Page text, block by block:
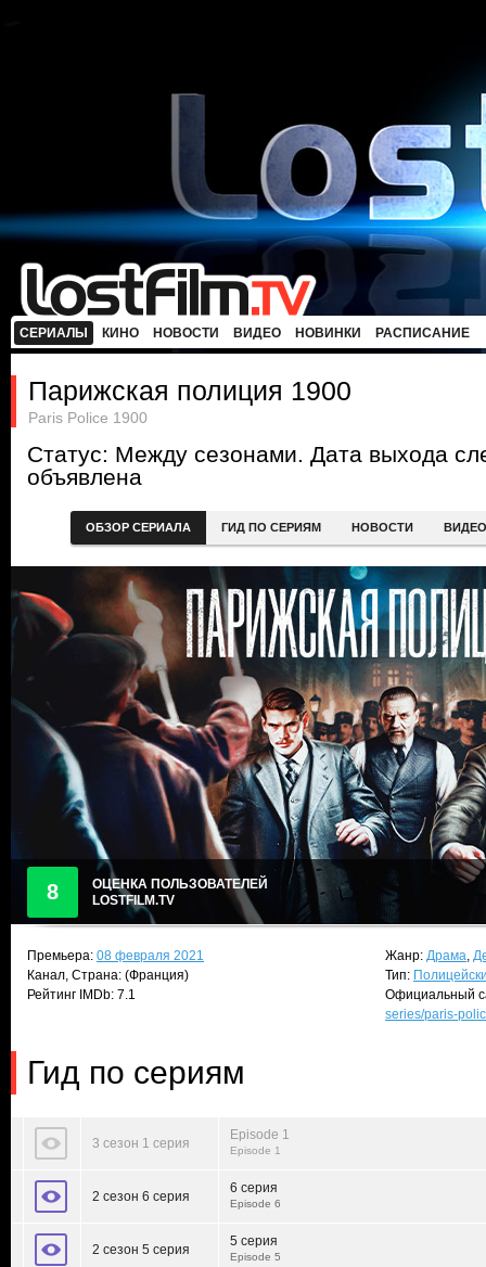
СЕРИАЛЫ КИНО НОВОСТИ ВИДЕО НОВИНКИ РАСПИСАНИЕ
Парижская полиция 1900
Paris Police 1900
Статус: Между сезонами. Дата выхода
объявлена
ОБЗОР СЕРИАЛА ГИД ПО СЕРИЯМ НОВОСТИ ВИДЕО
8
ОЦЕНКА ПОЛЬЗОВАТЕЛЕЙ
LOSTFILM.TV
Премьера: 08 февраля 2021
Канал, Страна: (Франция)
Рейтинг IMDb: 7.1
Жанр: Драма,
Тип:
Официальный
series/paris-
Гид по сериям
3 сезон 1 серия
Episode 1
Episode 1
2 сезон 6 серия
6 серия
Episode 6
2 сезон 5 серия
5 серия
Episode 5